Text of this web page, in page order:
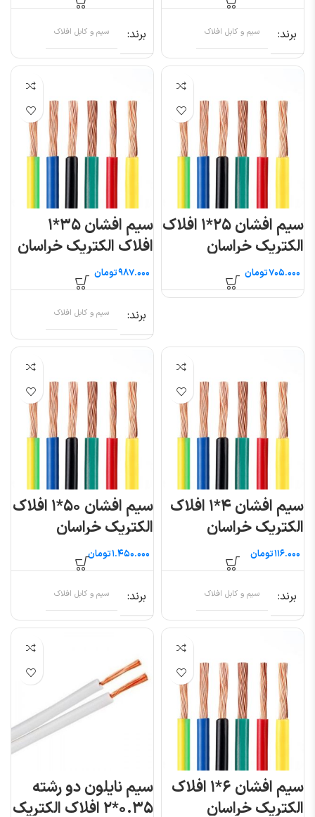
برند سیم و کابل افلاک برند سیم و کابل افلاک
سیم افشان ۲۵*۱ افلاک
الکتریک خراسان
تومان
سیم افشان ۳۵*۱
افلاک الکتریک خراسان
تومان
برند سیم و کابل افلاک
سیم افشان ۴*۱ افلاک
الکتریک خراسان
(متری)
تومان
برند سیم و کابل افلاک
سیم افشان ۵۰*۱ افلاک
الکتریک خراسان
تومان
برند سیم و کابل افلاک
سیم افشان ۶*۱ افلاک
الکتریک خراسان
سیم نایلون دو رشته
۰.۳۵*۲ افلاک الکتریک